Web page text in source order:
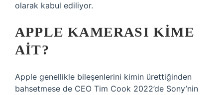
olarak kabul ediliyor.
APPLE KAMERASI KIME
AIT?
Apple genellikle bileşenlerini kimin ürettiğinden
bahsetmese de CEO Tim Cook 2022’de Sony’nin